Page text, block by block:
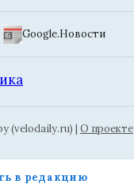
Google.Новости
(velodaily.ru) | О проекте
в редакцию